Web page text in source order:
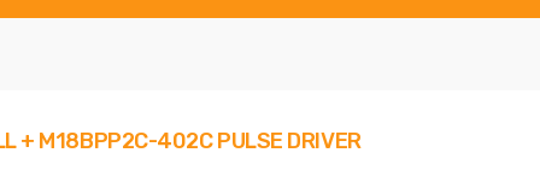
+ M18BPP2C-402C PULSE DRIVER